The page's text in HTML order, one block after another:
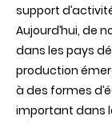
support
Aujourd’hui, de
dans les pays
production
à des formes
important dans